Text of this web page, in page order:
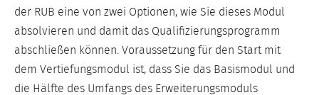
der RUB eine von zwei Optionen, wie Sie dieses Modul
absolvieren und damit das Qualifizierungsprogramm
abschließen können. Voraussetzung für den Start mit
dem Vertiefungsmodul ist, dass Sie das Basismodul und
die Hälfte des Umfangs des Erweiterungsmoduls